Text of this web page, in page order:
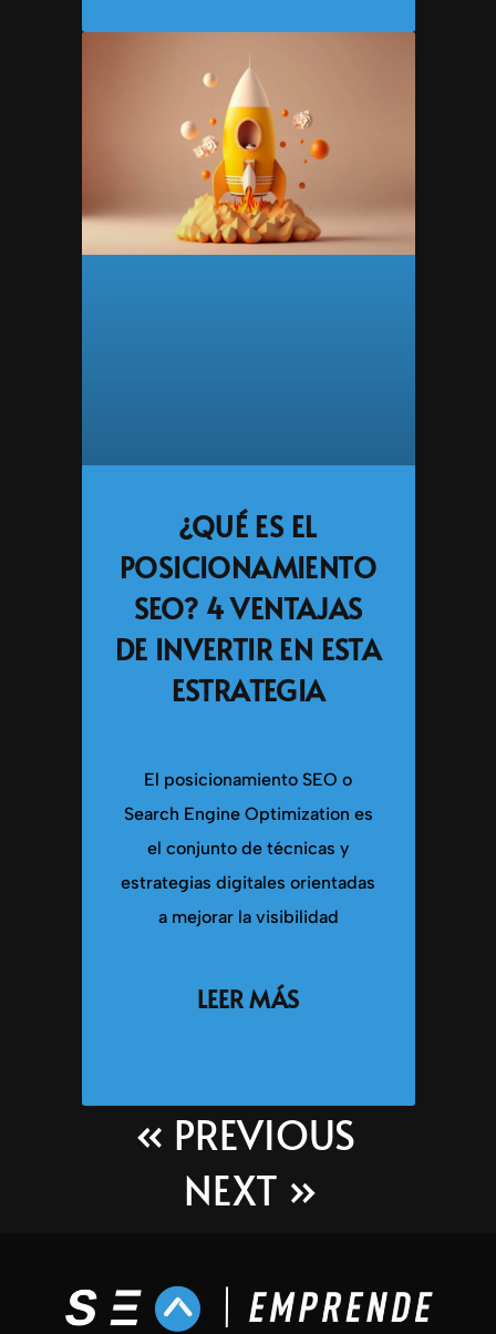
¿QUÉ ES EL
POSICIONAMIENTO
SEO? 4 VENTAJAS
DE INVERTIR EN ESTA
ESTRATEGIA
El posicionamiento SEO o
Search Engine Optimization es
el conjunto de técnicas y
estrategias digitales orientadas
a mejorar la visibilidad
LEER MÁS
« PREVIOUS
NEXT »